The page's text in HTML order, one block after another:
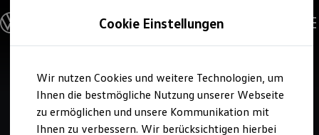
Hauptinhalt
springen
Footer
springen
Modelle und Konfigurator
Konfigurator
Modelle vergleichen
Elektroautos
ENERGY Sondermodelle
Nutzfahrzeuge
SUV und CUV
Cookie Einstellungen
Wir nutzen Cookies und weitere Technologien, um
Ihnen die bestmögliche Nutzung unserer Webseite
zu ermöglichen und unsere Kommunikation mit
Ihnen zu verbessern. Wir berücksichtigen hierbei